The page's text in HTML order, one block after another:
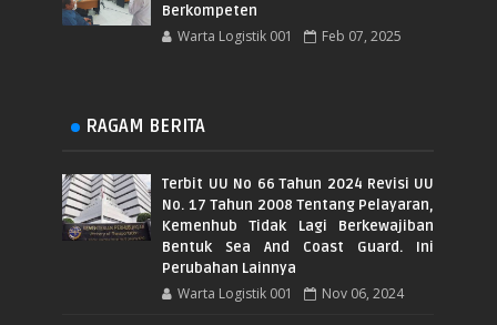
Berkompeten
Warta Logistik 001 Feb 07, 2025
RAGAM BERITA
Terbit UU No 66 Tahun 2024 Revisi UU
No. 17 Tahun 2008 Tentang Pelayaran,
Kemenhub Tidak Lagi Berkewajiban
Bentuk Sea And Coast Guard. Ini
Perubahan Lainnya
Warta Logistik 001 Nov 06, 2024